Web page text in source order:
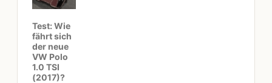
Test: Wie
fährt sich
der neue
VW Polo
1.0 TSI
(2017)?